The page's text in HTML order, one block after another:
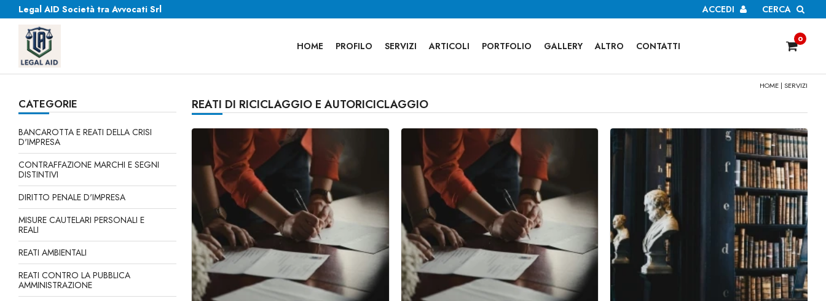
Legal AID Società tra Avvocati Srl CERCA
ACCEDI
HOME PROFILO SERVIZI ARTICOLI PORTFOLIO GALLERY ALTRO CONTATTI
0
HOME | SERVIZI
CATEGORIE
BANCAROTTA E REATI DELLA CRISI
D'IMPRESA
CONTRAFFAZIONE MARCHI E SEGNI
DISTINTIVI
DIRITTO PENALE D'IMPRESA
MISURE CAUTELARI PERSONALI E
REALI
REATI AMBIENTALI
REATI CONTRO LA PUBBLICA
AMMINISTRAZIONE
REATI DI RICICLAGGIO E AUTORICICLAGGIO